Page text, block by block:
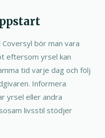
bör man vara
eftersom yrsel kan
tid varje dag och följ
Informera
yrsel eller andra
livsstil stödjer